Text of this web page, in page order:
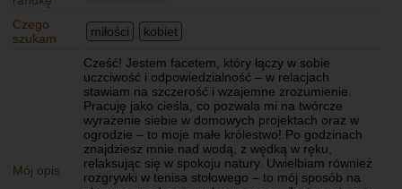
Czego
szukam
miłości kobiet
Mój opis
Cześć! Jestem facetem, który łączy w sobie
uczciwość i odpowiedzialność – w relacjach
stawiam na szczerość i wzajemne zrozumienie.
Pracuję jako cieśla, co pozwala mi na twórcze
wyrażenie siebie w domowych projektach oraz w
ogrodzie – to moje małe królestwo! Po godzinach
znajdziesz mnie nad wodą, z wędką w ręku,
relaksując się w spokoju natury. Uwielbiam również
rozgrywki w tenisa stołowego – to mój sposób na